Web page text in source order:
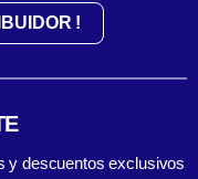
!
y descuentos exclusivos